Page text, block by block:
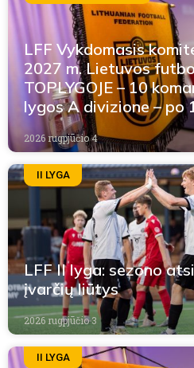
LFF Vykdomasis
2027 m. Lietuvos
TOPLYGOJE – 10
lygos A divizione – po
2026 rugpjūčio 4
II LYGA
LFF II lyga: sezono
įvarčių liūtys
2026 rugpjūčio 3
II LYGA